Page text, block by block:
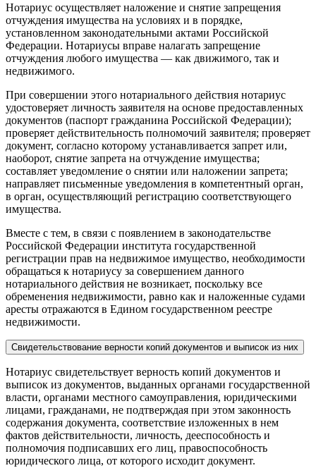
Нотариус осуществляет наложение и снятие запрещения
отчуждения имущества на условиях и в порядке,
установленном законодательными актами Российской
Федерации. Нотариусы вправе налагать запрещение
отчуждения любого имущества — как движимого, так и
недвижимого.
При совершении этого нотариального действия нотариус
удостоверяет личность заявителя на основе предоставленных
документов (паспорт гражданина Российской Федерации);
проверяет действительность полномочий заявителя; проверяет
документ, согласно которому устанавливается запрет или,
наоборот, снятие запрета на отчуждение имущества;
составляет уведомление о снятии или наложении запрета;
направляет письменные уведомления в компетентный орган,
в орган, осуществляющий регистрацию соответствующего
имущества.
Вместе с тем, в связи с появлением в законодательстве
Российской Федерации института государственной
регистрации прав на недвижимое имущество, необходимости
обращаться к нотариусу за совершением данного
нотариального действия не возникает, поскольку все
обременения недвижимости, равно как и наложенные судами
аресты отражаются в Едином государственном реестре
недвижимости.
Свидетельствование верности копий документов и выписок из них
Нотариус свидетельствует верность копий документов и
выписок из документов, выданных органами государственной
власти, органами местного самоуправления, юридическими
лицами, гражданами, не подтверждая при этом законность
содержания документа, соответствие изложенных в нем
фактов действительности, личность, дееспособность и
полномочия подписавших его лиц, правоспособность
юридического лица, от которого исходит документ.